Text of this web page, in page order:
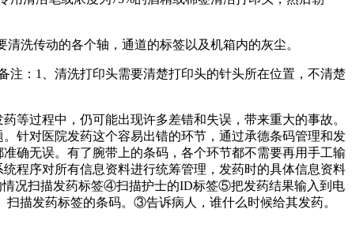
洗传动的各个轴，通道的标签以及机箱内的灰尘。
：1、清洗打印头需要清楚打印头的针头所在位置，不清楚
等过程中，仍可能出现许多差错和失误，带来重大的事故。
针对医院发药这个容易出错的环节，通过承德条码管理和发
确无误。有了腕带上的条码，各个环节都不需要再用手工输
程序对所有信息资料进行统筹管理，发药时的具体信息资料
况扫描发药标签④扫描护士的ID标签⑤把发药结果输入到电
描发药标签的条码。③告诉病人，谁什么时候给其发药。